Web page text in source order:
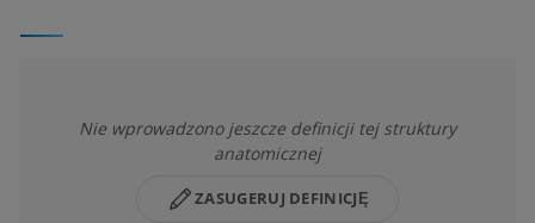
Nie wprowadzono jeszcze definicji tej struktury
anatomicznej
ZASUGERUJ DEFINICJĘ